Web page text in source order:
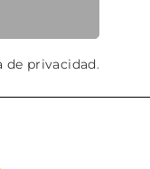
de privacidad.